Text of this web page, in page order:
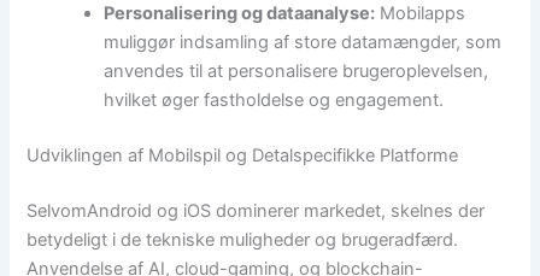
Personalisering og dataanalyse: Mobilapps
muliggør indsamling af store datamængder, som
anvendes til at personalisere brugeroplevelsen,
hvilket øger fastholdelse og engagement.
Udviklingen af Mobilspil og Detalspecifikke Platforme
SelvomAndroid og iOS dominerer markedet, skelnes der
betydeligt i de tekniske muligheder og brugeradfærd.
Anvendelse af AI, cloud-gaming, og blockchain-